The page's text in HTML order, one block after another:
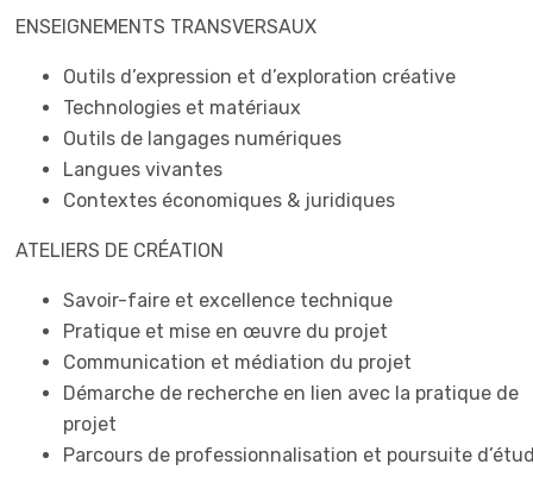
ENSEIGNEMENTS TRANSVERSAUX
Outils d’expression et d’exploration créative
Technologies et matériaux
Outils de langages numériques
Langues vivantes
Contextes économiques & juridiques
ATELIERS DE CRÉATION
Savoir-faire et excellence technique
Pratique et mise en œuvre du projet
Communication et médiation du projet
Démarche de recherche en lien avec la pratique de
projet
Parcours de professionnalisation et poursuite